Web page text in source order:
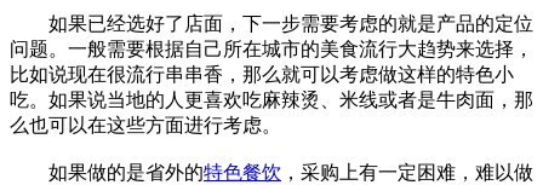
如果已经选好了店面，下一步需要考虑的就是产品的定位
问题。一般需要根据自己所在城市的美食流行大趋势来选择，
比如说现在很流行串串香，那么就可以考虑做这样的特色小
吃。如果说当地的人更喜欢吃麻辣烫、米线或者是牛肉面，那
么也可以在这些方面进行考虑。
如果做的是省外的特色餐饮 ，采购上有一定困难，难以做